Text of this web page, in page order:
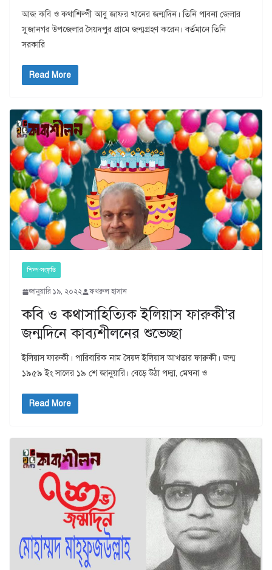
আজ কবি ও কথাশিল্পী আবু জাফর খানের জন্মদিন। তিনি পাবনা জেলার
সুজানগর উপজেলার সৈয়দপুর প্রামে জন্মগ্রহণ করেন। বর্তমানে তিনি
সরকারি
Read More
শিল্প-সংস্কৃতি
জানুয়ারি ১৯, ২০২২ ফখরুল হাসান
কবি ও কথাসাহিত্যিক ইলিয়াস ফারুকী’র
জন্মদিনে কাব্যশীলনের শুভেচ্ছা
ইলিয়াস ফারুকী। পারিবারিক নাম সৈয়দ ইলিয়াস আখতার ফারুকী। জন্ম
১৯৫৯ ইং সালের ১৯ শে জানুয়ারি। বেড়ে উঠা পদ্মা, মেঘনা ও
Read More